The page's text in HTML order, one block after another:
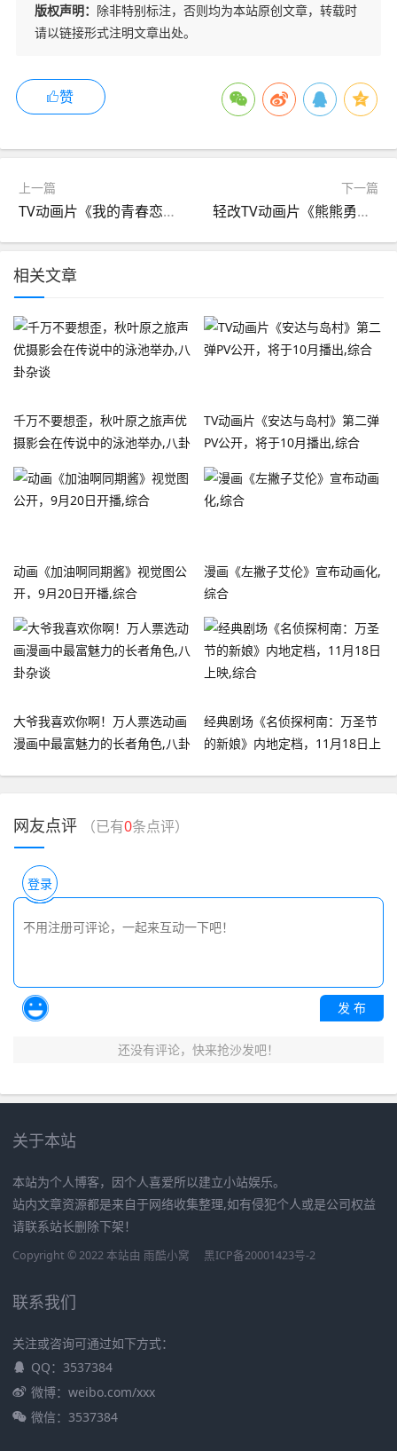
版权声明： 除非特别标注，否则均为本站原创文章，转载时
请以链接形式注明文章出处。
赞
上一篇
TV动画片《我的青春恋爱喜剧果然有问题。完》BD第1卷封面公开，9月25日发售,综合
下一篇
轻改TV动画片《熊熊勇闯异世界》第二弹PV公开，10月7日开播,综合
相关文章
千万不要想歪，秋叶原之旅声优
摄影会在传说中的泳池举办,八卦
杂谈
TV动画片《安达与岛村》第二弹
PV公开，将于10月播出,综合
动画《加油啊同期酱》视觉图公
开，9月20日开播,综合
漫画《左撇子艾伦》宣布动画化,
综合
大爷我喜欢你啊！万人票选动画
漫画中最富魅力的长者角色,八卦
经典剧场《名侦探柯南：万圣节
的新娘》内地定档，11月18日上
网友点评 （已有0条点评）
登录
发 布
还没有评论，快来抢沙发吧！
关于本站
本站为个人博客，因个人喜爱所以建立小站娱乐。
站内文章资源都是来自于网络收集整理,如有侵犯个人或是公司权益
请联系站长删除下架！
Copyright © 2022 本站由 雨酷小窝 黑ICP备20001423号-2
联系我们
关注或咨询可通过如下方式：
QQ：3537384
微博：weibo.com/xxx
微信：3537384